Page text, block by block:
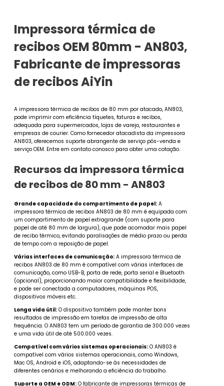
Impressora térmica de
recibos OEM 80mm - AN803,
Fabricante de impressoras
de recibos AiYin
A impressora térmica de recibos de 80 mm por atacado, AN803,
pode imprimir com eficiência tíquetes, faturas e recibos,
adequada para supermercados, lojas de varejo, restaurantes e
empresas de courier. Como fornecedor atacadista da impressora
AN803, oferecemos suporte abrangente de serviço pós-venda e
serviço OEM. Entre em contato conosco para obter uma cotação.
Recursos da impressora térmica
de recibos de 80 mm - AN803
Grande capacidade do compartimento de papel: A
impressora térmica de recibos AN803 de 80 mm é equipada com
um compartimento de papel extragrande (com suporte para
papel de até 80 mm de largura), que pode acomodar mais papel
de recibo térmico, evitando paralisações de médio prazo ou perda
de tempo com a reposição de papel.
Várias interfaces de comunicação: A impressora térmica de
recibos AN803 de 80 mm é compatível com várias interfaces de
comunicação, como USB-B, porta de rede, porta serial e Bluetooth
(opcional), proporcionando maior compatibilidade e flexibilidade,
e pode ser conectada a computadores, máquinas POS,
dispositivos móveis etc.
Longa vida útil: O dispositivo também pode manter bons
resultados de impressão em tarefas de impressão de alta
frequência. O AN803 tem um período de garantia de 300.000 vezes
e uma vida útil de até 500.000 vezes.
Compatível com vários sistemas operacionais: O AN803 é
compatível com vários sistemas operacionais, como Windows,
Mac OS, Android e iOS, adaptando-se às necessidades de
diferentes cenários e melhorando a eficiência do trabalho.
Suporte a OEM e ODM: O fabricante de impressoras térmicas de